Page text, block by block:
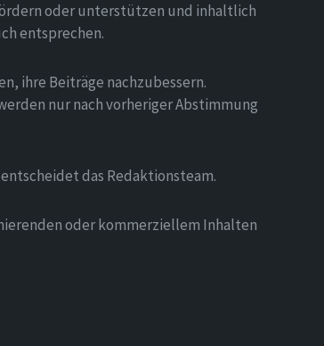
oder unterstützen und inhaltlich
entsprechen.
ihre Beiträge nachzubessern.
nur nach vorheriger Abstimmung
das Redaktionsteam.
oder kommerziellem Inhalten